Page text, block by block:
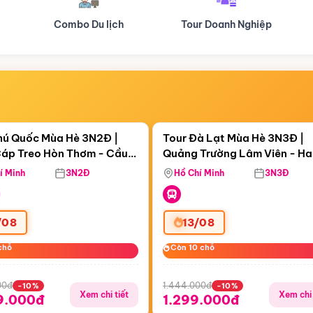
Tour Doanh Nghiệp Du lịch Hành Hương
18:56:26
Treo Hòn Thơm
Quốc Mùa Hè 3N2Đ |
Treo Hòn Thơm - Cầu
Viên Nước Aquatopia
Minh 3N2Đ
-10%
Xem chi tiết
Còn05 ngày 18:56:26
Tour Đà Lạt Mùa Hè 3N3Đ |
Quảng Trường Lâm Viên -
Hill - Puppy Farm
Hồ Chí Minh 3N3Đ
13/08
Còn 10 chỗ
Còn 10 chỗ
1.444.000đ -10%
1.299.000đ Xem